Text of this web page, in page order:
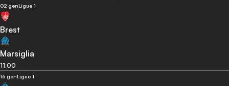
02 genLigue 1
Brest
Marsiglia
11:00
16 genLigue 1